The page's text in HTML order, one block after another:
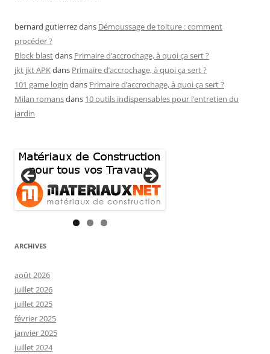
bernard gutierrezdans Démoussage de toiture : comment
procéder ?
Block blastdans Primaire d’accrochage, à quoi ça sert ?
jkt jkt APKdans Primaire d’accrochage, à quoi ça sert ?
101 game login dans Primaire d’accrochage, à quoi ça sert ?
Milan romansdans 10 outils indispensables pour l’entretien du
jardin
ARCHIVES
août 2026
juillet 2026
juillet 2025
février 2025
janvier 2025
juillet 2024